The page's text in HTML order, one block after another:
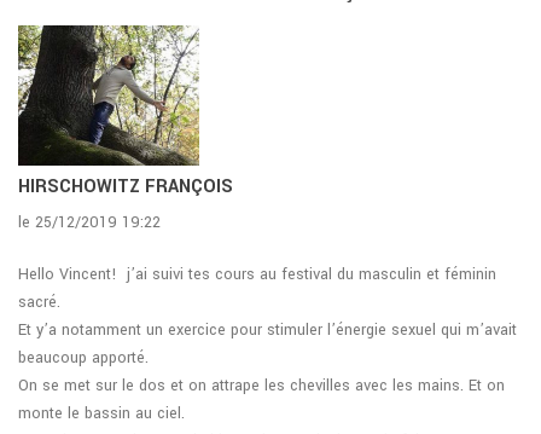
HIRSCHOWITZ FRANÇOIS
le 25/12/2019 19:22
Hello Vincent! j’ai suivi tes cours au festival du masculin et féminin
sacré.
Et y’a notamment un exercice pour stimuler l’énergie sexuel qui m’avait
beaucoup apporté.
On se met sur le dos et on attrape les chevilles avec les mains. Et on
monte le bassin au ciel.